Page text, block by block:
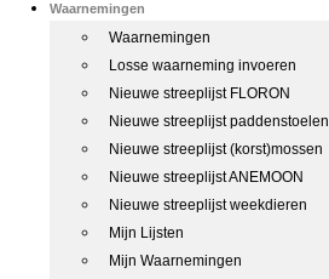
Waarnemingen
Waarnemingen
Losse waarneming invoeren
Nieuwe streeplijst FLORON
Nieuwe streeplijst paddenstoelen
Nieuwe streeplijst (korst)mossen
Nieuwe streeplijst ANEMOON
Nieuwe streeplijst weekdieren
Mijn Lijsten
Mijn Waarnemingen